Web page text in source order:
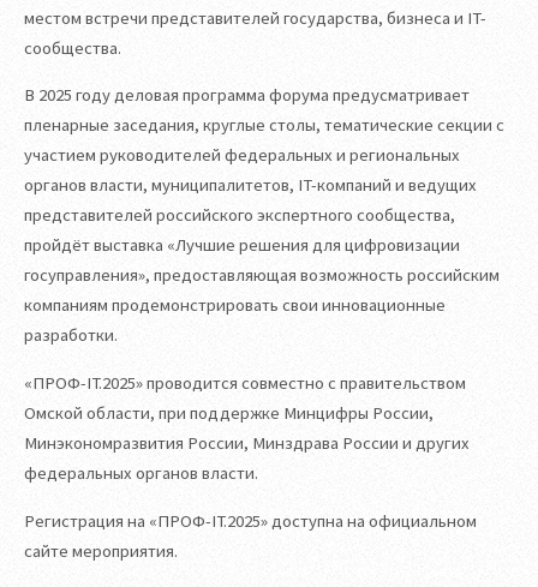
местом встречи представителей государства, бизнеса и IT-
сообщества.
В 2025 году деловая программа форума предусматривает
пленарные заседания, круглые столы, тематические секции с
участием руководителей федеральных и региональных
органов власти, муниципалитетов, IT-компаний и ведущих
представителей российского экспертного сообщества,
пройдёт выставка «Лучшие решения для цифровизации
госуправления», предоставляющая возможность российским
компаниям продемонстрировать свои инновационные
разработки.
«ПРОФ-IT.2025» проводится совместно с правительством
Омской области, при поддержке Минцифры России,
Минэкономразвития России, Минздрава России и других
федеральных органов власти.
Регистрация на «ПРОФ-IT.2025» доступна на официальном
сайте мероприятия.